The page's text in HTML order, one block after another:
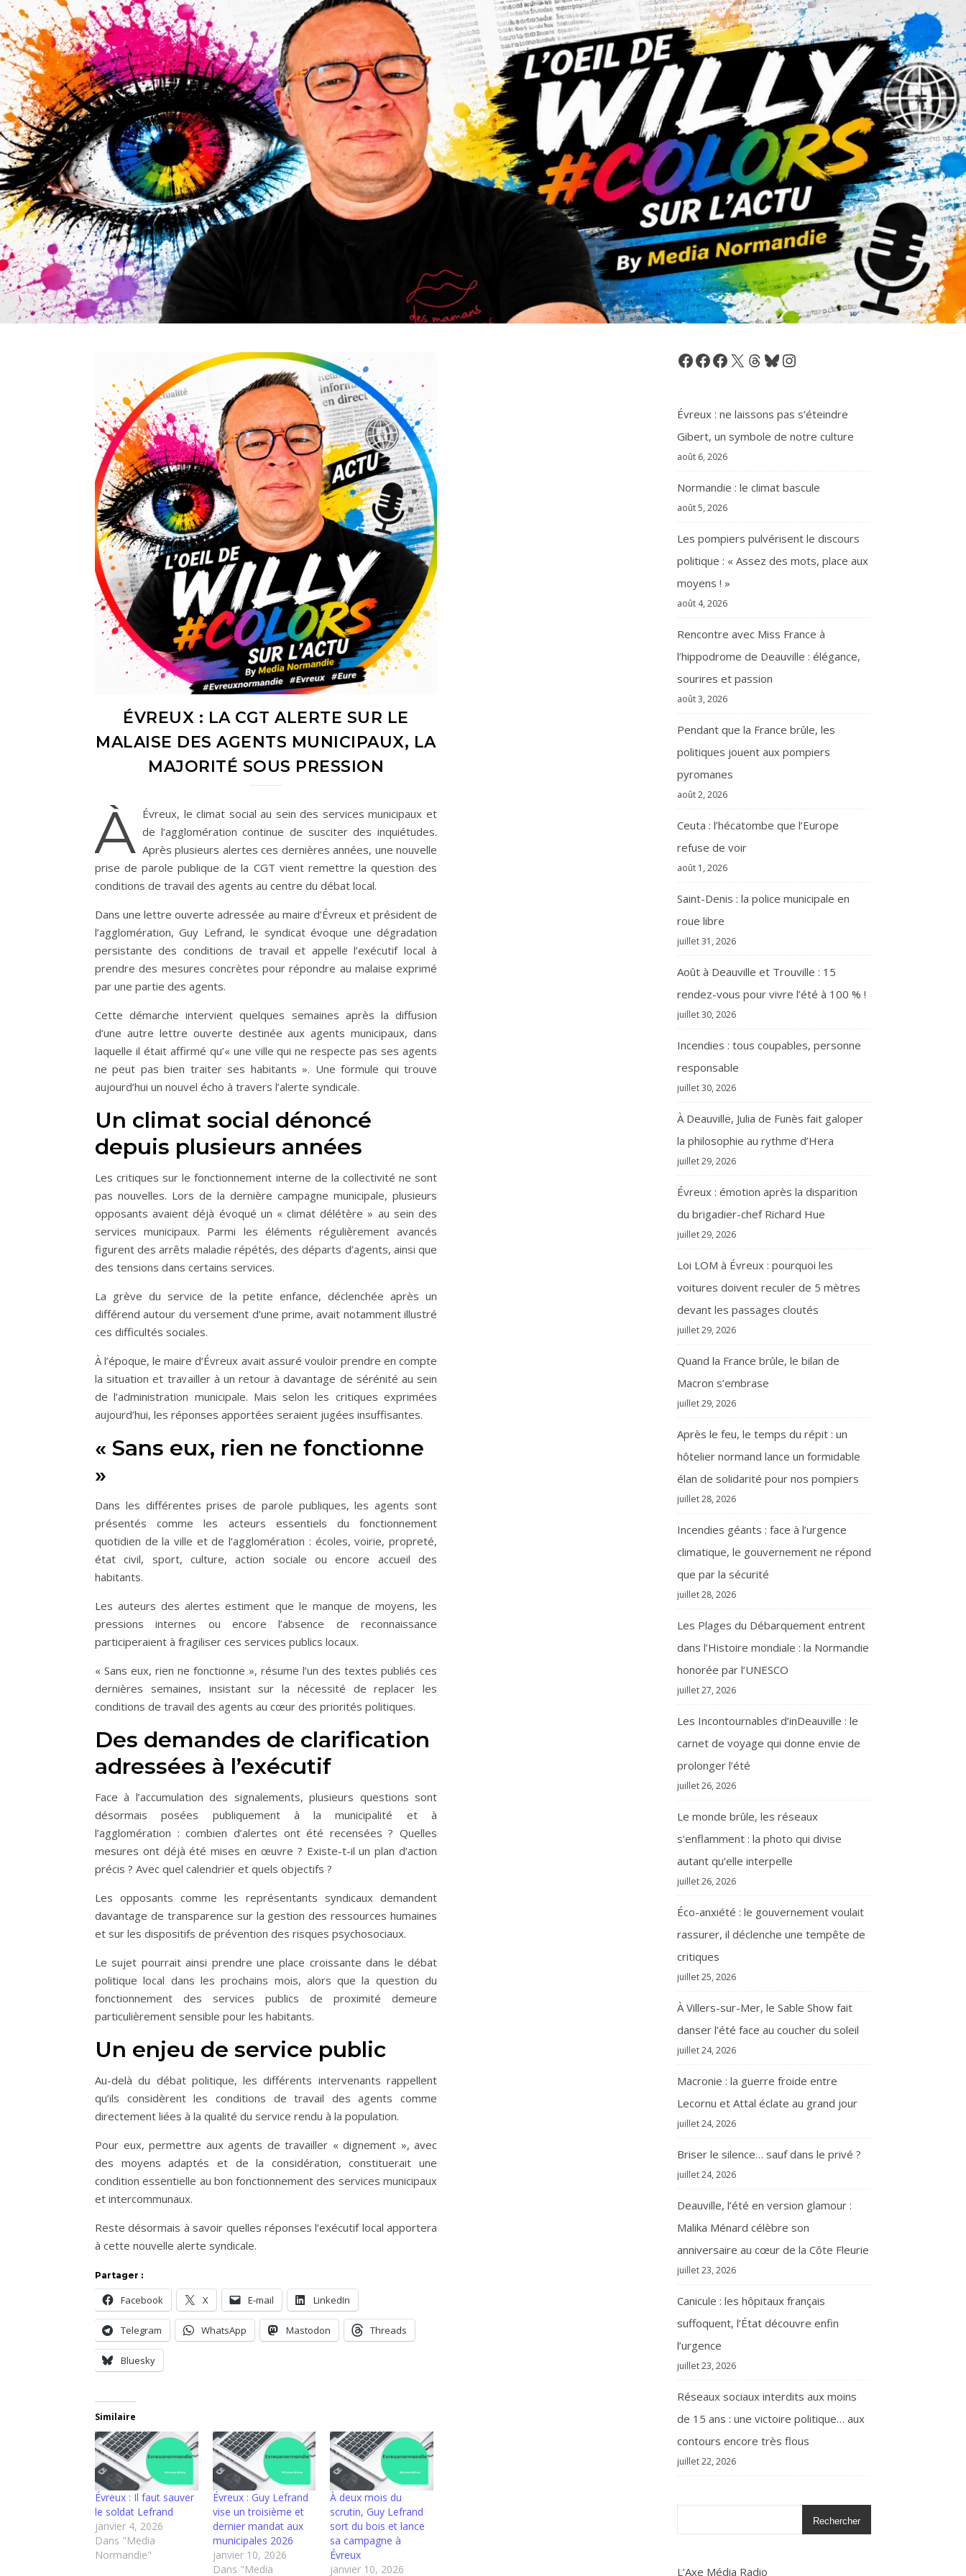
ÉVREUX : LA CGT ALERTE SUR LE
MALAISE DES AGENTS MUNICIPAUX, LA
MAJORITÉ SOUS PRESSION
À Évreux, le climat social au sein des services municipaux et
de l’agglomération continue de susciter des inquiétudes.
Après plusieurs alertes ces dernières années, une nouvelle
prise de parole publique de la CGT vient remettre la question des
conditions de travail des agents au centre du débat local.
Dans une lettre ouverte adressée au maire d’Évreux et président de
l’agglomération, Guy Lefrand, le syndicat évoque une dégradation
persistante des conditions de travail et appelle l’exécutif local à
prendre des mesures concrètes pour répondre au malaise exprimé
par une partie des agents.
Cette démarche intervient quelques semaines après la diffusion
d’une autre lettre ouverte destinée aux agents municipaux, dans
laquelle il était affirmé qu’« une ville qui ne respecte pas ses agents
ne peut pas bien traiter ses habitants ». Une formule qui trouve
aujourd’hui un nouvel écho à travers l’alerte syndicale.
Un climat social dénoncé
depuis plusieurs années
Les critiques sur le fonctionnement interne de la collectivité ne sont
pas nouvelles. Lors de la dernière campagne municipale, plusieurs
opposants avaient déjà évoqué un « climat délétère » au sein des
services municipaux. Parmi les éléments régulièrement avancés
figurent des arrêts maladie répétés, des départs d’agents, ainsi que
des tensions dans certains services.
La grève du service de la petite enfance, déclenchée après un
différend autour du versement d’une prime, avait notamment illustré
ces difficultés sociales.
À l’époque, le maire d’Évreux avait assuré vouloir prendre en compte
la situation et travailler à un retour à davantage de sérénité au sein
de l’administration municipale. Mais selon les critiques exprimées
aujourd’hui, les réponses apportées seraient jugées insuffisantes.
« Sans eux, rien ne fonctionne
»
Dans les différentes prises de parole publiques, les agents sont
présentés comme les acteurs essentiels du fonctionnement
quotidien de la ville et de l’agglomération : écoles, voirie, propreté,
état civil, sport, culture, action sociale ou encore accueil des
habitants.
Les auteurs des alertes estiment que le manque de moyens, les
pressions internes ou encore l’absence de reconnaissance
participeraient à fragiliser ces services publics locaux.
« Sans eux, rien ne fonctionne », résume l’un des textes publiés ces
dernières semaines, insistant sur la nécessité de replacer les
conditions de travail des agents au cœur des priorités politiques.
Des demandes de clarification
adressées à l’exécutif
Face à l’accumulation des signalements, plusieurs questions sont
désormais posées publiquement à la municipalité et à
l’agglomération : combien d’alertes ont été recensées ? Quelles
mesures ont déjà été mises en œuvre ? Existe-t-il un plan d’action
précis ? Avec quel calendrier et quels objectifs ?
Les opposants comme les représentants syndicaux demandent
davantage de transparence sur la gestion des ressources humaines
et sur les dispositifs de prévention des risques psychosociaux.
Le sujet pourrait ainsi prendre une place croissante dans le débat
politique local dans les prochains mois, alors que la question du
fonctionnement des services publics de proximité demeure
particulièrement sensible pour les habitants.
Un enjeu de service public
Au-delà du débat politique, les différents intervenants rappellent
qu’ils considèrent les conditions de travail des agents comme
directement liées à la qualité du service rendu à la population.
Pour eux, permettre aux agents de travailler « dignement », avec
des moyens adaptés et de la considération, constituerait une
condition essentielle au bon fonctionnement des services municipaux
et intercommunaux.
Reste désormais à savoir quelles réponses l’exécutif local apportera
à cette nouvelle alerte syndicale.
Partager :
Facebook X E-mail LinkedIn
Telegram WhatsApp Mastodon Threads
Bluesky
Similaire
Évreux : Il faut sauver
le soldat Lefrand
janvier 4, 2026
Dans "Media
Normandie"
Évreux : Guy Lefrand
vise un troisième et
dernier mandat aux
municipales 2026
janvier 10, 2026
Dans "Media
À deux mois du
scrutin, Guy Lefrand
sort du bois et lance
sa campagne à
Évreux
janvier 10, 2026
Facebook
Facebook
Facebook
X Threads
BlueskyInstagram
Évreux : ne laissons pas s’éteindre
Gibert, un symbole de notre culture
août 6, 2026
Normandie : le climat bascule
août 5, 2026
Les pompiers pulvérisent le discours
politique : « Assez des mots, place aux
moyens ! »
août 4, 2026
Rencontre avec Miss France à
l’hippodrome de Deauville : élégance,
sourires et passion
août 3, 2026
Pendant que la France brûle, les
politiques jouent aux pompiers
pyromanes
août 2, 2026
Ceuta : l’hécatombe que l’Europe
refuse de voir
août 1, 2026
Saint-Denis : la police municipale en
roue libre
juillet 31, 2026
Août à Deauville et Trouville : 15
rendez-vous pour vivre l’été à 100 % !
juillet 30, 2026
Incendies : tous coupables, personne
responsable
juillet 30, 2026
À Deauville, Julia de Funès fait galoper
la philosophie au rythme d’Hera
juillet 29, 2026
Évreux : émotion après la disparition
du brigadier-chef Richard Hue
juillet 29, 2026
Loi LOM à Évreux : pourquoi les
voitures doivent reculer de 5 mètres
devant les passages cloutés
juillet 29, 2026
Quand la France brûle, le bilan de
Macron s’embrase
juillet 29, 2026
Après le feu, le temps du répit : un
hôtelier normand lance un formidable
élan de solidarité pour nos pompiers
juillet 28, 2026
Incendies géants : face à l’urgence
climatique, le gouvernement ne répond
que par la sécurité
juillet 28, 2026
Les Plages du Débarquement entrent
dans l’Histoire mondiale : la Normandie
honorée par l’UNESCO
juillet 27, 2026
Les Incontournables d’inDeauville : le
carnet de voyage qui donne envie de
prolonger l’été
juillet 26, 2026
Le monde brûle, les réseaux
s’enflamment : la photo qui divise
autant qu’elle interpelle
juillet 26, 2026
Éco-anxiété : le gouvernement voulait
rassurer, il déclenche une tempête de
critiques
juillet 25, 2026
À Villers-sur-Mer, le Sable Show fait
danser l’été face au coucher du soleil
juillet 24, 2026
Macronie : la guerre froide entre
Lecornu et Attal éclate au grand jour
juillet 24, 2026
Briser le silence… sauf dans le privé ?
juillet 24, 2026
Deauville, l’été en version glamour :
Malika Ménard célèbre son
anniversaire au cœur de la Côte Fleurie
juillet 23, 2026
Canicule : les hôpitaux français
suffoquent, l’État découvre enfin
l’urgence
juillet 23, 2026
Réseaux sociaux interdits aux moins
de 15 ans : une victoire politique… aux
contours encore très flous
juillet 22, 2026
Rechercher
L’Axe Média Radio